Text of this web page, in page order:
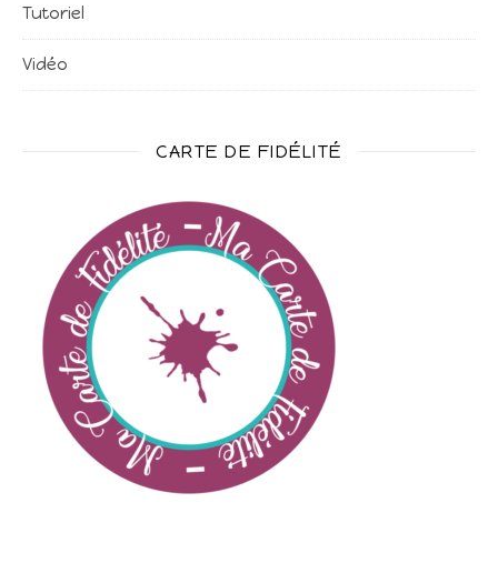
Tutoriel
Vidéo
CARTE DE FIDÉLITÉ